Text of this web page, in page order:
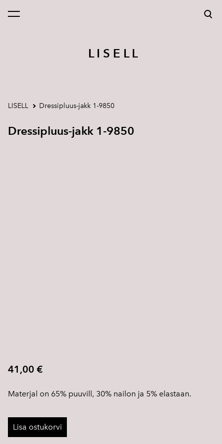
L I S E L L
lisati ostukorvi.
LISELL Dressipluus-jakk 1-9850
Dressipluus-jakk 1-9850
1 / 2
41,00 €
Materjal on 65% puuvill, 30% nailon ja 5% elastaan.
Lisa ostukorvi